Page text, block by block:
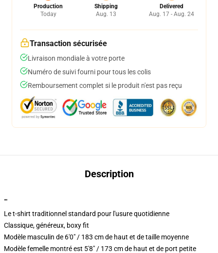
Production
Today
Shipping
Aug. 13
Delivered
Aug. 17 - Aug. 24
Transaction sécurisée
Livraison mondiale à votre porte
Numéro de suivi fourni pour tous les colis
Remboursement complet si le produit n'est pas reçu
Description
""
Le t-shirt traditionnel standard pour l'usure quotidienne
Classique, généreux, boxy fit
Modèle masculin de 6'0" / 183 cm de haut et de taille moyenne
Modèle femelle montré est 5'8" / 173 cm de haut et de port petite